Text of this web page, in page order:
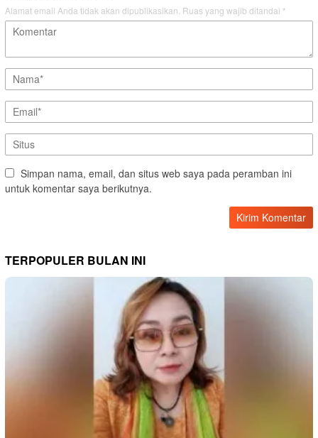
Alamat email Anda tidak akan dipublikasikan. Ruas yang wajib ditandai *
Simpan nama, email, dan situs web saya pada peramban ini
untuk komentar saya berikutnya.
TERPOPULER BULAN INI